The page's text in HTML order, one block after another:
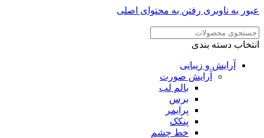
به ناوبریرفتن به محتوای اصلی
دسته بندی
آرایش و زیبایی
آرایش صورت
بالم لب
برس
پرایمر
پنکک
خط چشم